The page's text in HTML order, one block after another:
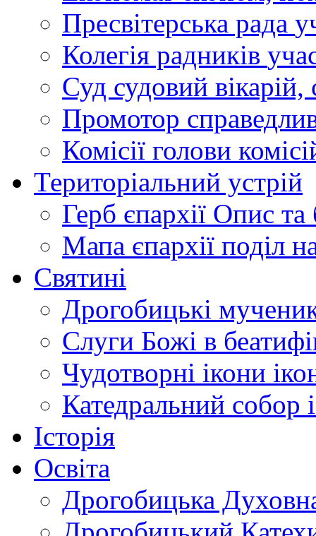
Пресвітерська рада
Колегія радників
Суд судовий вікарій,
Промотор
Комісії голови
Територіальний устрій
Герб єпархії Опис та
Мапа єпархії поділ
Святині
Дрогобицькі
Слуги Божі в
Чудотворні ікони
Катедральний собор
Історія
Освіта
Дрогобицька